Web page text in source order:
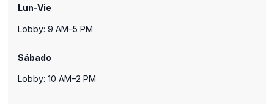
Lun-Vie
Lobby: 9 AM–5 PM
Sábado
Lobby: 10 AM–2 PM